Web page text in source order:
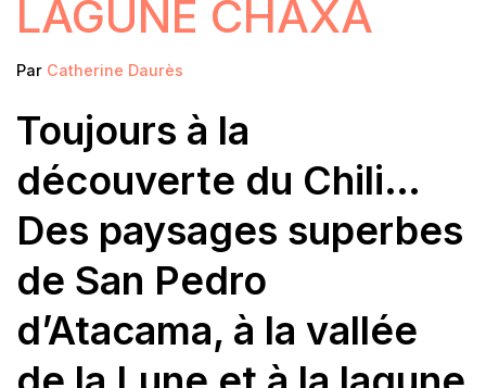
LAGUNE CHAXA
Par Catherine Daurès
Toujours à la
découverte du Chili…
Des paysages superbes
de San Pedro
d’Atacama, à la vallée